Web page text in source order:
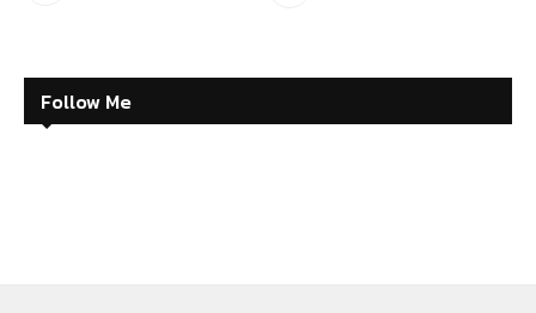
Follow Me